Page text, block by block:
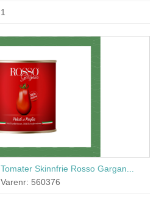
1
Tomater Skinnfrie Rosso Gargan...
Varenr: 560376